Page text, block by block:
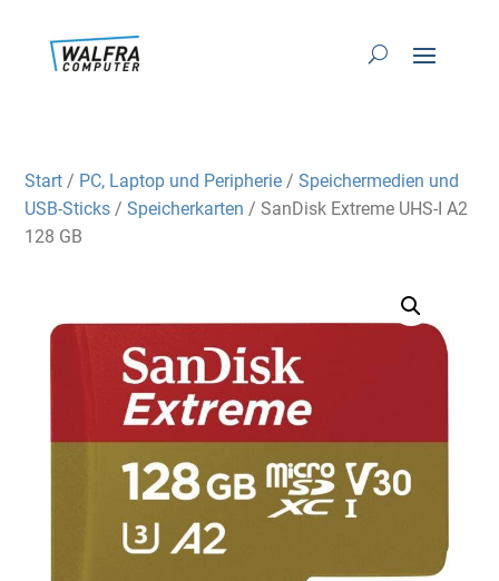
Start / PC, Laptop und Peripherie /Speichermedien und
USB-Sticks /Speicherkarten / SanDisk Extreme UHS-I A2
128 GB